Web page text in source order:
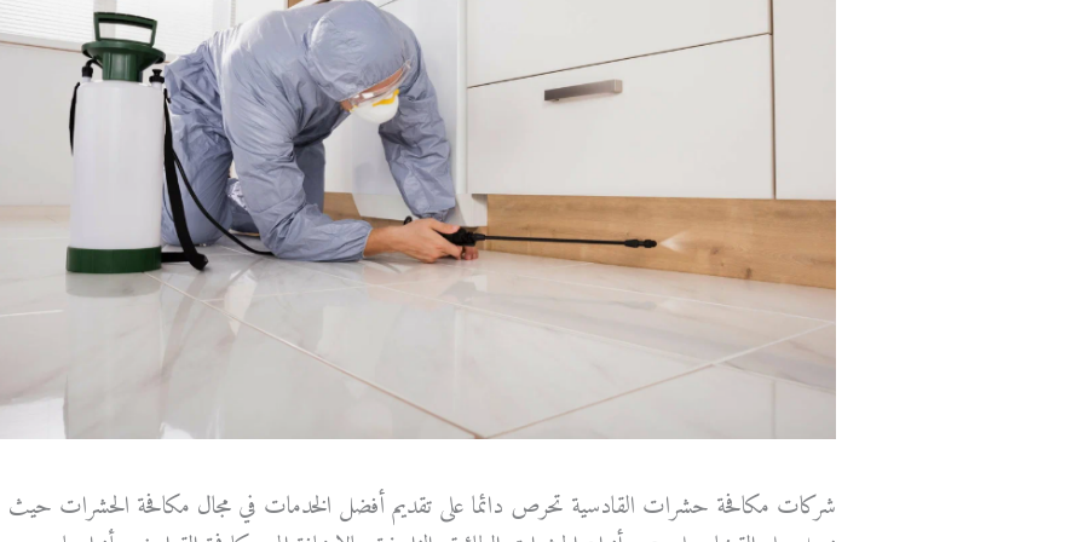
شركات مكافحة حشرات القادسية تحرص دائما على تقديم أفضل الخدمات في مجال مكافحة الحشرات حيث